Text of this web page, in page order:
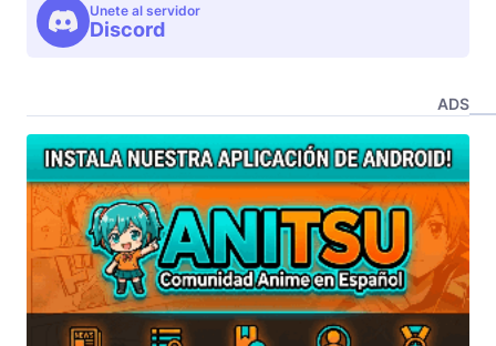
Unete al servidor
Discord
ADS